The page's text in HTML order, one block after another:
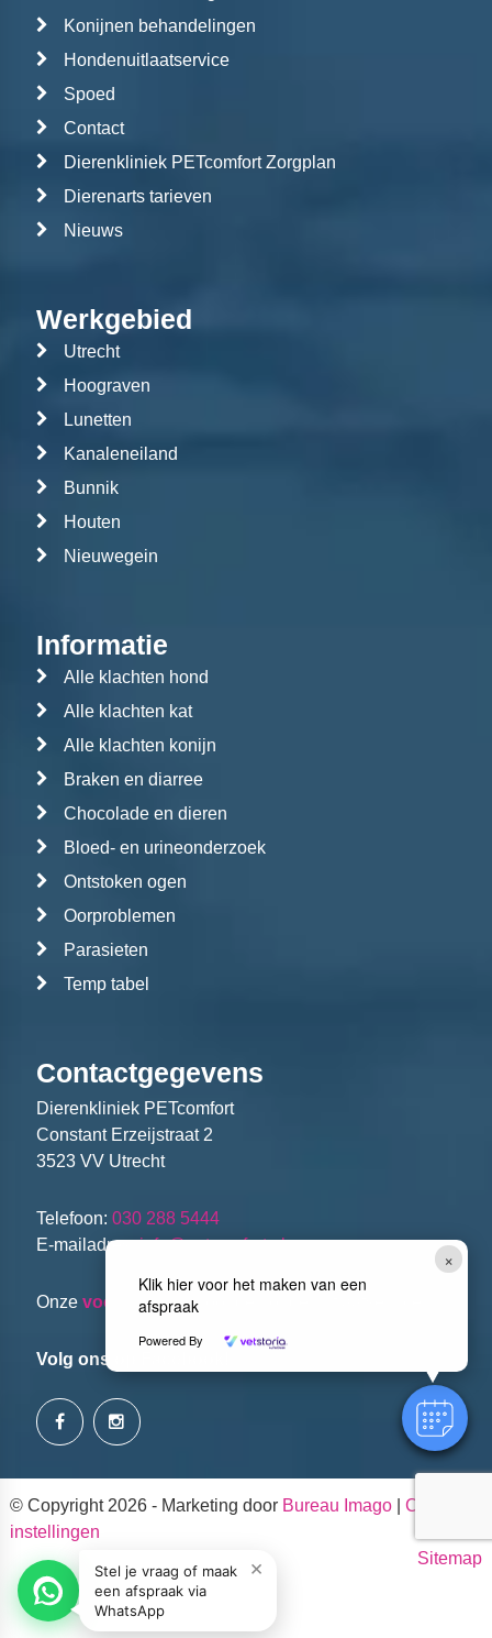
Konijnen behandelingen
Hondenuitlaatservice
Spoed
Contact
Dierenkliniek PETcomfort Zorgplan
Dierenarts tarieven
Nieuws
Werkgebied
Utrecht
Hoograven
Lunetten
Kanaleneiland
Bunnik
Houten
Nieuwegein
Informatie
Alle klachten hond
Alle klachten kat
Alle klachten konijn
Braken en diarree
Chocolade en dieren
Bloed- en urineonderzoek
Ontstoken ogen
Oorproblemen
Parasieten
Temp tabel
Contactgegevens
Dierenkliniek PETcomfort
Constant Erzeijstraat 2
3523 VV Utrecht
Telefoon: 030 288 5444
E-mailadres:info@petcomfort.nl
Onze voorwaardenvoor de hondenuitlaatservice.
Volg ons op Facebook!
© Copyright 2026 - Marketing door Bureau Imago| Cookie
instellingen
Sitemap
×
Klik hier voor het maken van een
afspraak
Powered By
Stel je vraag of maak
een afspraak via
WhatsApp
×